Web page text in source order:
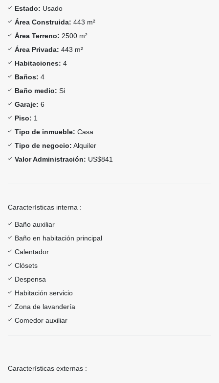
Estado: Usado
Área Construida: 443 m²
Área Terreno: 2500 m²
Área Privada: 443 m²
Habitaciones: 4
Baños: 4
Baño medio: Si
Garaje: 6
Piso: 1
Tipo de inmueble: Casa
Tipo de negocio: Alquiler
Valor Administración: US$841
Características interna :
Baño auxiliar
Baño en habitación principal
Calentador
Clósets
Despensa
Habitación servicio
Zona de lavandería
Comedor auxiliar
Características externas :